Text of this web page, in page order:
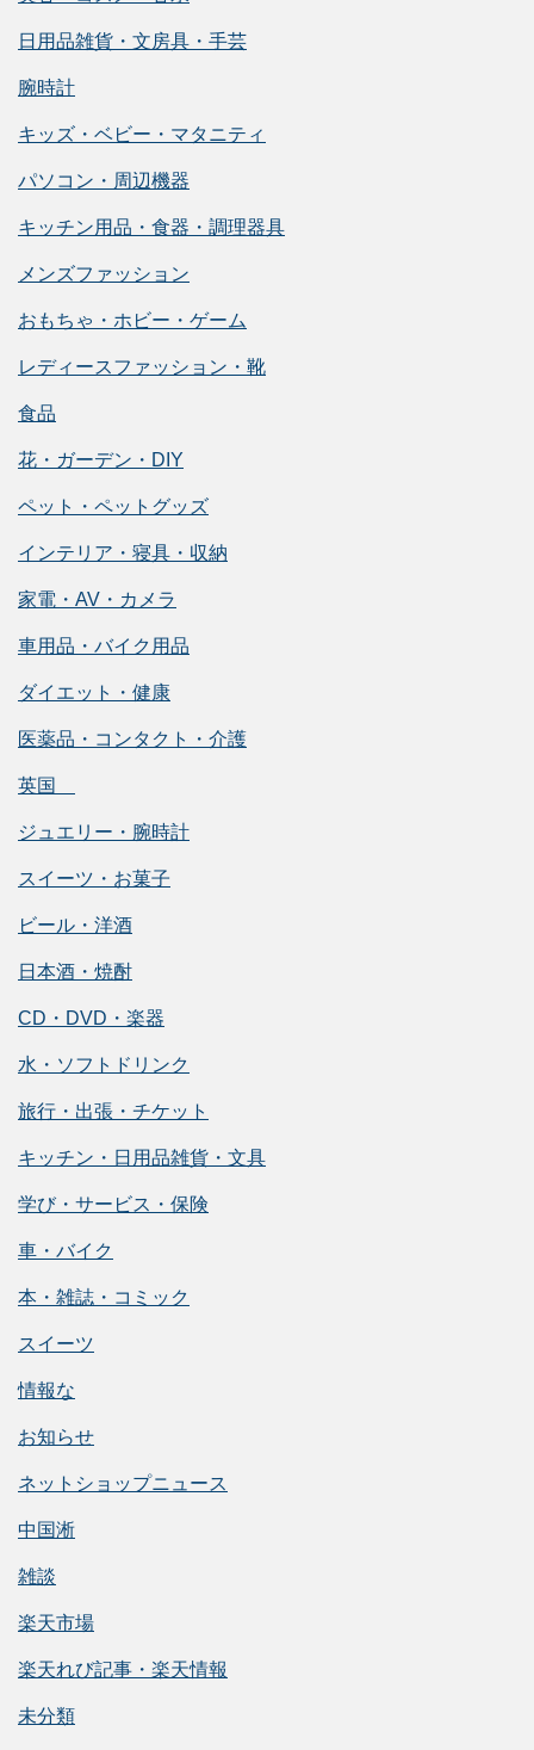
日用品雑貨・文房具・手芸
腕時計
キッズ・ベビー・マタニティ
パソコン・周辺機器
キッチン用品・食器・調理器具
メンズファッション
おもちゃ・ホビー・ゲーム
レディースファッション・靴
食品
花・ガーデン・DIY
ペット・ペットグッズ
インテリア・寝具・収納
家電・AV・カメラ
車用品・バイク用品
ダイエット・健康
医薬品・コンタクト・介護
英国
ジュエリー・腕時計
スイーツ・お菓子
ビール・洋酒
日本酒・焼酎
CD・DVD・楽器
水・ソフトドリンク
旅行・出張・チケット
キッチン・日用品雑貨・文具
学び・サービス・保険
車・バイク
本・雑誌・コミック
スイーツ
情報な
お知らせ
ネットショップニュース
中国淅
雑談
楽天市場
楽天れび記事・楽天情報
未分類